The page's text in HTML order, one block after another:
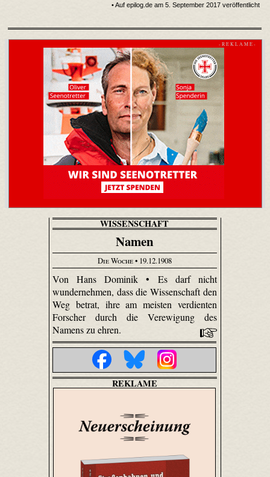
• Auf epilog.de am 5. September 2017 veröffentlicht
- R E K L A M E -
WISSENSCHAFT
Namen
Die Woche• 19.12.1908
Von Hans Dominik • Es darf nicht
wundernehmen, dass die Wissenschaft den
Weg betrat, ihre am meisten verdienten
Forscher durch die Verewigung des
Namens zu ehren.
REKLAME